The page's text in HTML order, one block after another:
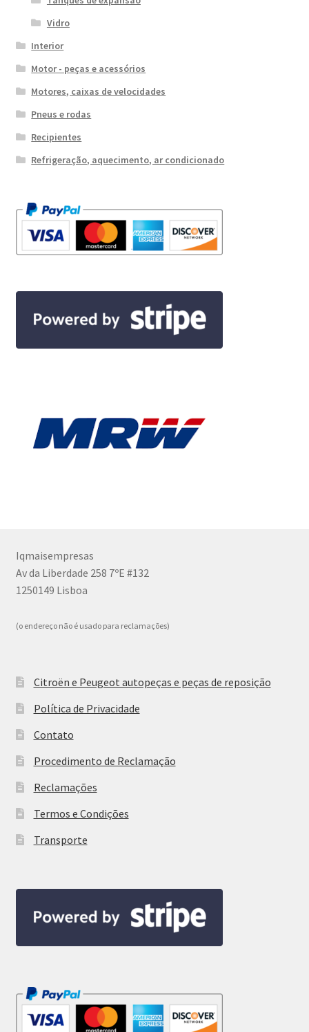
Vidro
Interior
Motor - peças e acessórios
Motores, caixas de velocidades
Pneus e rodas
Recipientes
Refrigeração, aquecimento, ar condicionado
Iqmaisempresas
Av da Liberdade 258 7ºE #132
1250149 Lisboa
(o endereço não é usado para reclamações)
Citroën e Peugeot autopeças e peças de reposição
Política de Privacidade
Contato
Procedimento de Reclamação
Reclamações
Termos e Condições
Transporte